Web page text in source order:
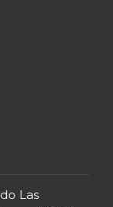
Las